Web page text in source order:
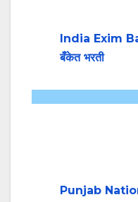
India Exim
बँकेत भरती
Punjab